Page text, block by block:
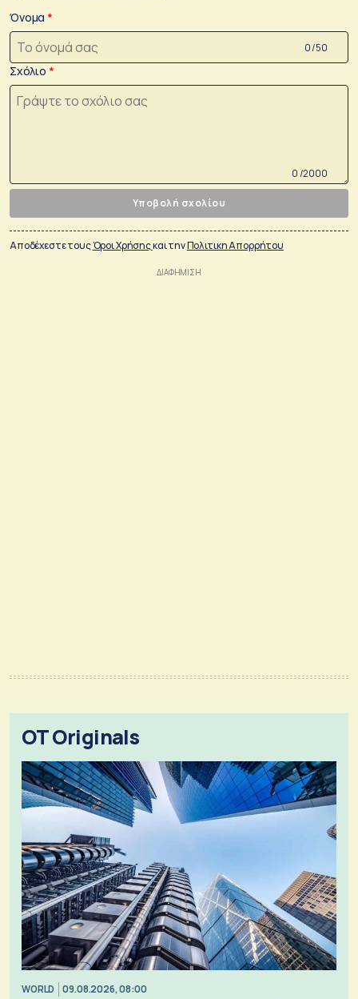
Όνομα
0 /50
Σχόλιο
0 /2000
Υποβολή σχολίου
Αποδέχεστε τουςΌροι Χρήσηςκαι τηνΠολιτικη Απορρήτου
OT Originals
WORLD 09.08.2026, 08:00